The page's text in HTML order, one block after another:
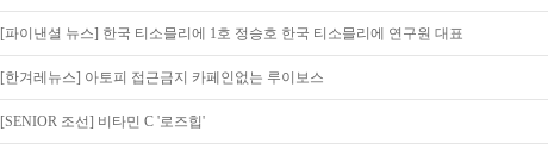
[파이낸셜 뉴스] 한국 티소믈리에 1호 정승호 한국 티소믈리에 연구원 대표
[한겨레뉴스] 아토피 접근금지 카페인없는 루이보스
[SENIOR 조선] 비타민 C '로즈힙'